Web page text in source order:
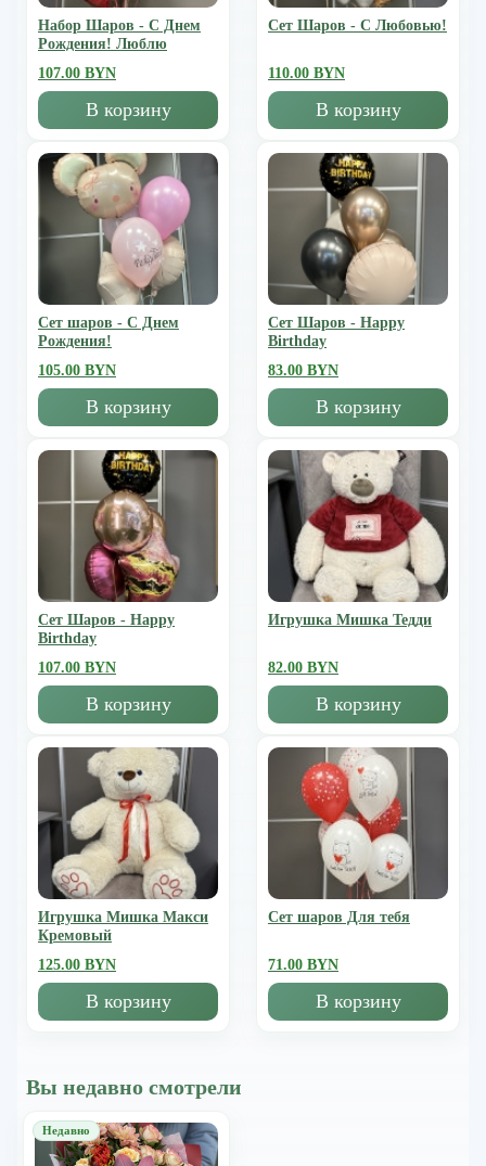
Набор Шаров - С Днем
Рождения! Люблю
107.00 BYN
В корзину
Сет Шаров - С Любовью!
110.00 BYN
В корзину
Сет шаров - С Днем
Рождения!
105.00 BYN
В корзину
Сет Шаров - Happy
Birthday
83.00 BYN
В корзину
Сет Шаров - Happy
Birthday
107.00 BYN
В корзину
Игрушка Мишка Тедди
82.00 BYN
В корзину
Игрушка Мишка Mакси
Кремовый
125.00 BYN
В корзину
Сет шаров Для тебя
71.00 BYN
В корзину
Вы недавно смотрели